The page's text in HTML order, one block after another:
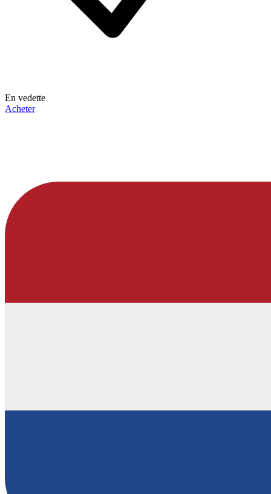
En vedette
Acheter